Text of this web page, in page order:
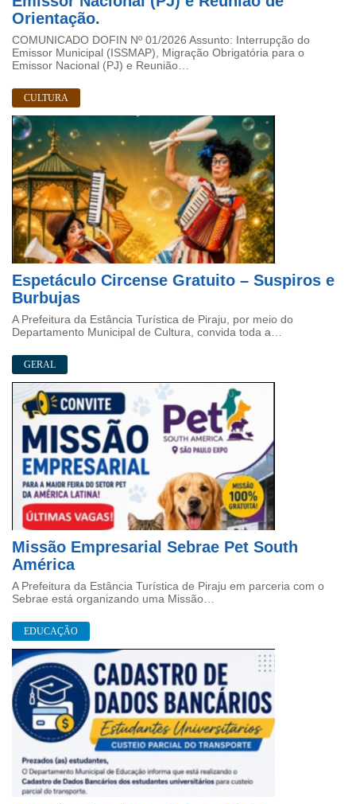
Orientação.
COMUNICADO DOFIN Nº 01/2026 Assunto: Interrupção do
Emissor Municipal (ISSMAP), Migração Obrigatória para o
Emissor Nacional (PJ) e Reunião…
CULTURA
Espetáculo Circense Gratuito – Suspiros e
Burbujas
A Prefeitura da Estância Turística de Piraju, por meio do
Departamento Municipal de Cultura, convida toda a…
GERAL
Missão Empresarial Sebrae Pet South
América
A Prefeitura da Estância Turística de Piraju em parceria com o
Sebrae está organizando uma Missão…
EDUCAÇÃO